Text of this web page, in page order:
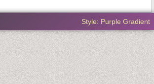
Style: Purple Gradient